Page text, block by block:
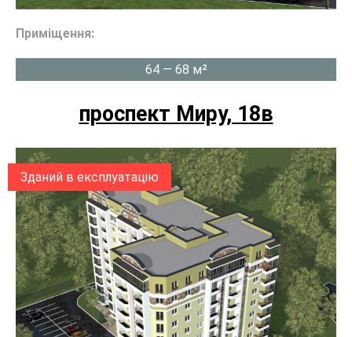
Приміщення:
64 — 68 м²
проспект Миру, 18в
Зданий в експлуатацію